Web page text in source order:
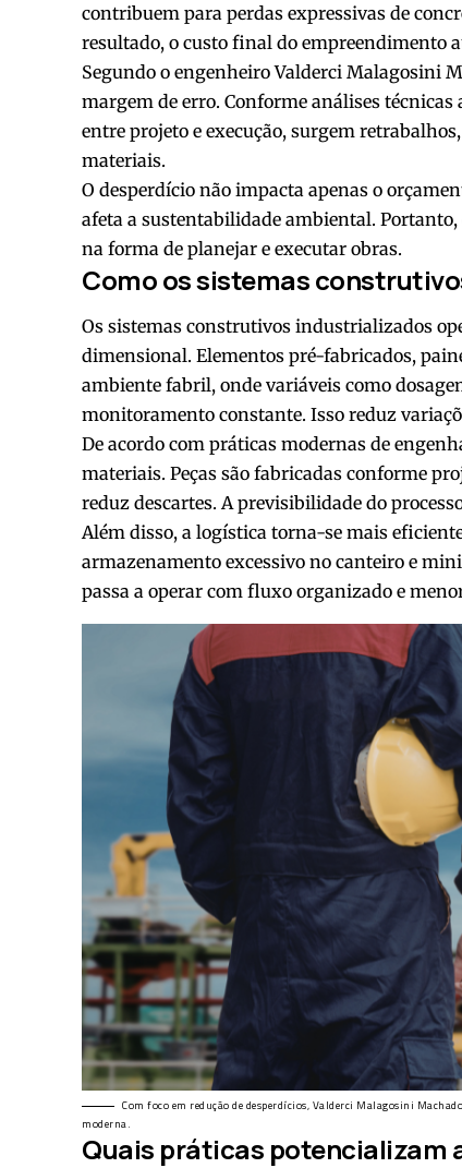
contribuem para perdas expressivas de
resultado, o custo final do empreendimento
Segundo o engenheiro Valderci Malagosini
margem de erro. Conforme análises
entre projeto e execução, surgem
materiais.
O desperdício não impacta apenas o
afeta a sustentabilidade ambiental.
na forma de planejar e executar obras.
Como os sistemas
Os sistemas construtivos industrializados
dimensional. Elementos pré-fabricados,
ambiente fabril, onde variáveis como
monitoramento constante. Isso reduz
De acordo com práticas modernas de
materiais. Peças são fabricadas conforme
reduz descartes. A previsibilidade do
Além disso, a logística torna-se mais
armazenamento excessivo no canteiro e
passa a operar com fluxo organizado e
Com foco em redução de desperdícios, Valderci Malagosini
moderna.
Quais práticas potencializam